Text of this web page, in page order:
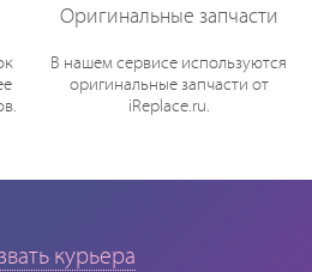
Оригинальные запчасти
В нашем сервисе используются
оригинальные запчасти от
iReplace.ru.
курьера